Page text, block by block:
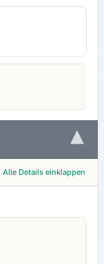
▾
Alle Details einklappen